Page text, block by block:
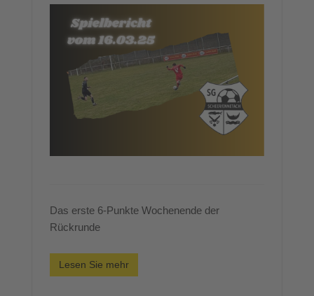
Das erste 6-Punkte Wochenende der
Rückrunde
Lesen Sie mehr